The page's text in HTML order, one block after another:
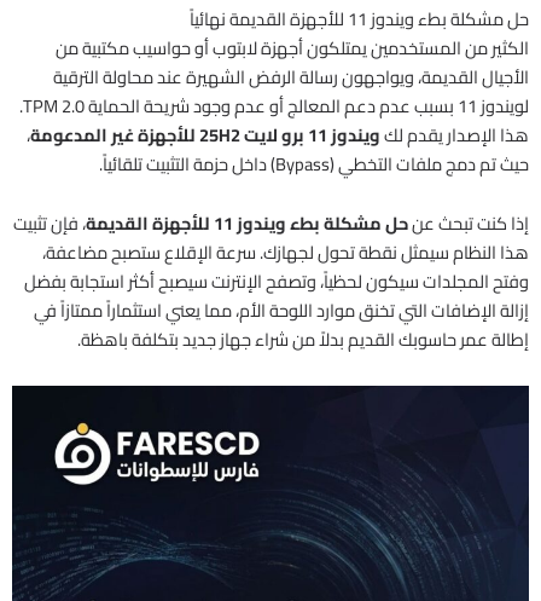
حل مشكلة بطء ويندوز 11 للأجهزة القديمة نهائياً
الكثير من المستخدمين يمتلكون أجهزة لابتوب أو حواسيب مكتبية من
الأجيال القديمة، ويواجهون رسالة الرفض الشهيرة عند محاولة الترقية
لويندوز 11 بسبب عدم دعم المعالج أو عدم وجود شريحة الحماية TPM 2.0.
هذا الإصدار يقدم لكويندوز 11 برو لايت 25H2 للأجهزة غير المدعومة
،
حيث تم دمج ملفات التخطي (Bypass) داخل حزمة التثبيت تلقائياً.
إذا كنت تبحث عنحل مشكلة بطء ويندوز 11 للأجهزة القديمة
، فإن تثبيت
هذا النظام سيمثل نقطة تحول لجهازك. سرعة الإقلاع ستصبح مضاعفة،
وفتح المجلدات سيكون لحظياً، وتصفح الإنترنت سيصبح أكثر استجابة بفضل
إزالة الإضافات التي تخنق موارد اللوحة الأم، مما يعني استثماراً ممتازاً في
إطالة عمر حاسوبك القديم بدلاً من شراء جهاز جديد بتكلفة باهظة.